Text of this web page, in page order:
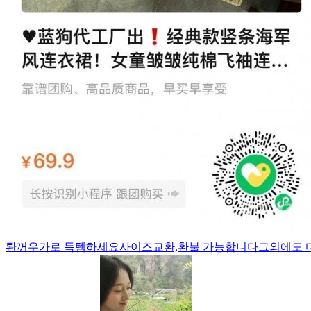
퇀꺼우가로 득템하세요사이즈교환,환불 가능합니다그외에도